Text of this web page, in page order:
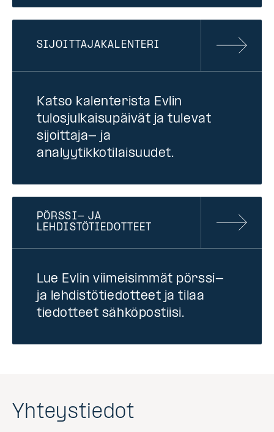
SIJOITTAJAKALENTERI
Katso kalenterista Evlin
tulosjulkaisupäivät ja tulevat
sijoittaja- ja
analyytikkotilaisuudet.
PÖRSSI- JA
LEHDISTÖTIEDOTTEET
Lue Evlin viimeisimmät pörssi-
ja lehdistötiedotteet ja tilaa
tiedotteet sähköpostiisi.
Yhteystiedot